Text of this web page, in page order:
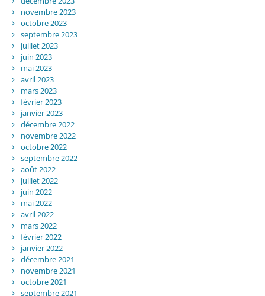
novembre 2023
octobre 2023
septembre 2023
juillet 2023
juin 2023
mai 2023
avril 2023
mars 2023
février 2023
janvier 2023
décembre 2022
novembre 2022
octobre 2022
septembre 2022
août 2022
juillet 2022
juin 2022
mai 2022
avril 2022
mars 2022
février 2022
janvier 2022
décembre 2021
novembre 2021
octobre 2021
septembre 2021